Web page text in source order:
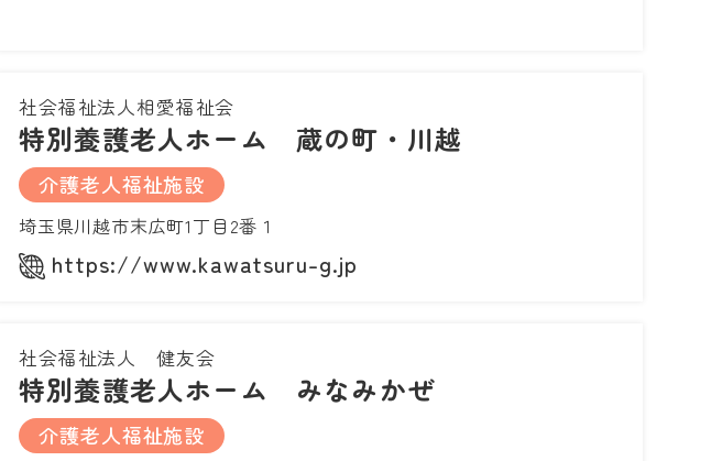
社会福祉法人相愛福祉会
特別養護老人ホーム 蔵の町・川越
介護老人福祉施設
埼玉県川越市末広町1丁目2番１
https://www.kawatsuru-g.jp
社会福祉法人 健友会
特別養護老人ホーム みなみかぜ
介護老人福祉施設